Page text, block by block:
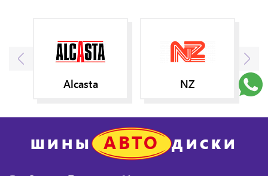
Alcasta NZ
ШИНЫ АВТО ДИСКИ